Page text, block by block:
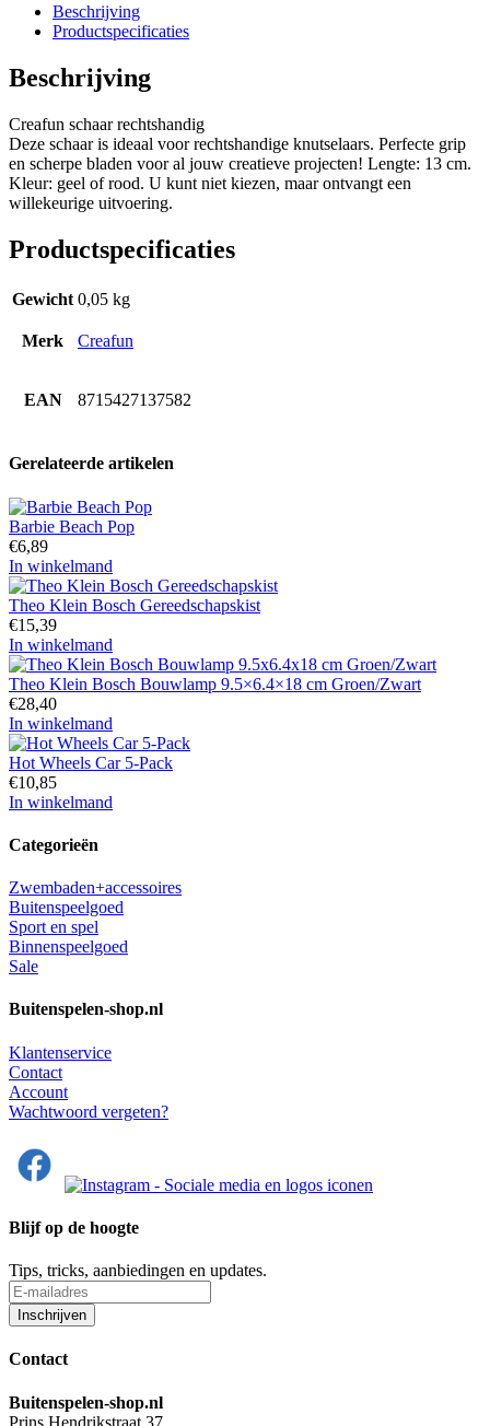
Beschrijving
Productspecificaties
Beschrijving
Creafun schaar rechtshandig
Deze schaar is ideaal voor rechtshandige knutselaars. Perfecte grip
en scherpe bladen voor al jouw creatieve projecten! Lengte: 13 cm.
Kleur: geel of rood. U kunt niet kiezen, maar ontvangt een
willekeurige uitvoering.
Productspecificaties
Gewicht 0,05 kg
Merk Creafun
EAN 8715427137582
Gerelateerde artikelen
Barbie Beach Pop
€6,89
In winkelmand
Theo Klein Bosch Gereedschapskist
€15,39
In winkelmand
Theo Klein Bosch Bouwlamp 9.5×6.4×18 cm Groen/Zwart
€28,40
In winkelmand
Hot Wheels Car 5-Pack
€10,85
In winkelmand
Categorieën
Zwembaden+accessoires
Buitenspeelgoed
Sport en spel
Binnenspeelgoed
Sale
Buitenspelen-shop.nl
Klantenservice
Contact
Account
Wachtwoord vergeten?
Blijf op de hoogte
Tips, tricks, aanbiedingen en updates.
Contact
Buitenspelen-shop.nl
Prins Hendrikstraat 37